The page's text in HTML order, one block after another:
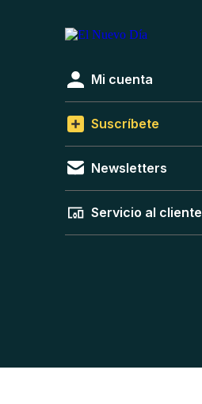
Mi cuenta
Suscríbete
Newsletters
Servicio al cliente